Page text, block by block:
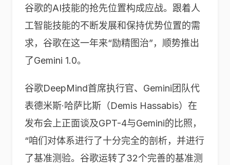
谷歌的AI技能的抢先位置构成应战。跟着人
工智能技能的不断发展和保持优势位置的需
求，谷歌在这一年来“励精图治”，顺势推出
了Gemini 1.0。
谷歌DeepMind首席执行官、Gemini团队代
表德米斯·哈萨比斯（Demis Hassabis）在
发布会上正面谈及GPT-4与Gemini的比照，
“咱们对体系进行了十分完全的剖析，并进行
了基准测验。谷歌运转了32个完善的基准测